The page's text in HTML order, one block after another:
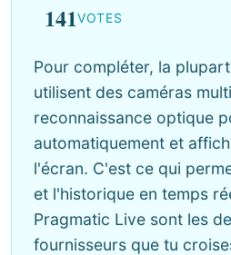
141VOTES
Pour compléter, la
utilisent des caméras
reconnaissance optique
automatiquement et
l'écran. C'est ce qui
et l'historique en temps
Pragmatic Live sont les
fournisseurs que tu